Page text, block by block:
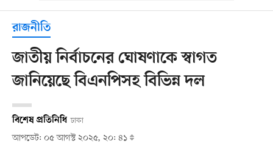
রাজনীতি
জাতীয় নির্বাচনের ঘোষণাকে স্বাগত
জানিয়েছে বিএনপিসহ বিভিন্ন দল
বিশেষ প্রতিনিধি ঢাকা
আপডেট: ০৫ আগস্ট ২০২৫, ২০: ৪১